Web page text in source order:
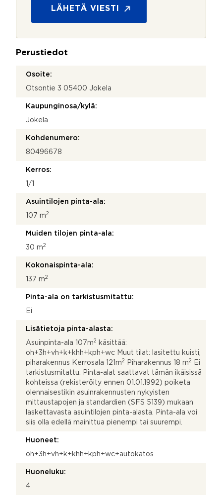
*
LÄHETÄ VIESTI
Perustiedot
Osoite:
Otsontie 3 05400 Jokela
Kaupunginosa/kylä:
Jokela
Kohdenumero:
80496678
Kerros:
1/1
Asuintilojen pinta-ala:
107 m2
Muiden tilojen pinta-ala:
30 m2
Kokonaispinta-ala:
137 m2
Pinta-ala on tarkistusmitattu:
Ei
Lisätietoja pinta-alasta:
Asuinpinta-ala 107m2
käsittää:
oh+3h+vh+k+khh+kph+wc Muut tilat: lasitettu kuisti,
piharakennus Kerrosala 121m2 Piharakennus 18 m2
Ei
tarkistusmitattu. Pinta-alat saattavat tämän ikäisissä
kohteissa (rekisteröity ennen 01.01.1992) poiketa
olennaisestikin asuinrakennusten nykyisten
mittaustapojen ja standardien (SFS 5139) mukaan
laskettavasta asuintilojen pinta-alasta. Pinta-ala voi
siis olla edellä mainittua pienempi tai suurempi.
Huoneet:
oh+3h+vh+k+khh+kph+wc+autokatos
Huoneluku:
4